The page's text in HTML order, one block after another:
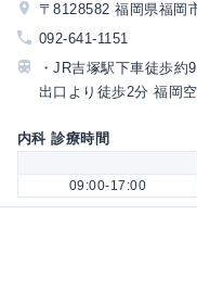
〒8128582 福岡県福岡
092-641-1151
・JR吉塚駅下車徒歩
出口より徒歩2分 福岡
内科 診療時間
09:00-17:00